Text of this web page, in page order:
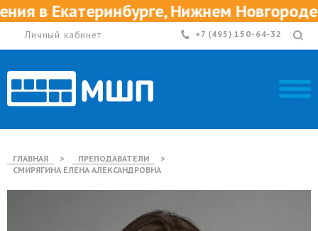
в Екатеринбурге, Нижнем Новгороде и
Личный кабинет +7 (495) 150-64-32
ГЛАВНАЯ > ПРЕПОДАВАТЕЛИ
>
СМИРЯГИНА ЕЛЕНА АЛЕКСАНДРОВНА